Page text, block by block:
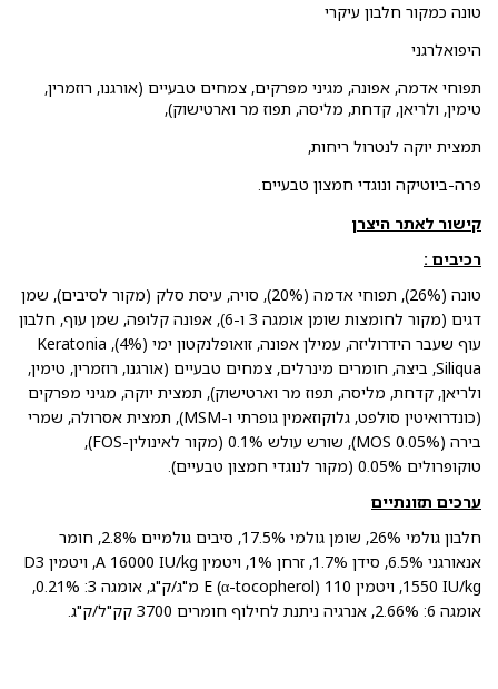
טונה כמקור חלבון עיקרי
היפואלרגני
תפוחי אדמה, אפונה, מגיני מפרקים, צמחים טבעיים (אורגנו, רוזמרין,
טימין, ולריאן, קדחת, מליסה, תפוז מר וארטישוק),
תמצית יוקה לנטרול ריחות,
פרה-ביוטיקה ונוגדי חמצון טבעיים.
קישור לאתר היצרן
רכיבים :
טונה (26%), תפוחי אדמה (20%), סויה, עיסת סלק (מקור לסיבים), שמן
דגים (מקור לחומצות שומן אומגה 3 ו-6), אפונה קלופה, שמן עוף, חלבון
עוף שעבר הידרוליזה, עמילן אפונה, זואופלנקטון ימי (4%), Keratonia
Siliqua, ביצה, חומרים מינרלים, צמחים טבעיים (אורגנו, רוזמרין, טימין,
ולריאן, קדחת, מליסה, תפוז מר וארטישוק), תמצית יוקה, מגיני מפרקים
(כונדרואיטין סולפט, גלוקוזאמין גופרתי ו-MSM), תמצית אסרולה, שמרי
בירה (MOS 0.05%), שורש עולש 0.1% (מקור לאינולין-FOS),
טוקופרולים 0.05% (מקור לנוגדי חמצון טבעיים).
ערכים תזונתיים
חלבון גולמי 26%, שומן גולמי 17.5%, סיבים גולמיים 2.8%, חומר
אנאורגני 6.5%, סידן 1.7%, זרחן 1%, ויטמין A 16000 IU/kg, ויטמין D3
1550 IU/kg, ויטמין E (α-tocopherol) 110 מ"ג/ק"ג, אומגה 3: 0.21%,
אומגה 6: 2.66%, אנרגיה ניתנת לחילוף חומרים 3700 קק"ל/ק"ג.